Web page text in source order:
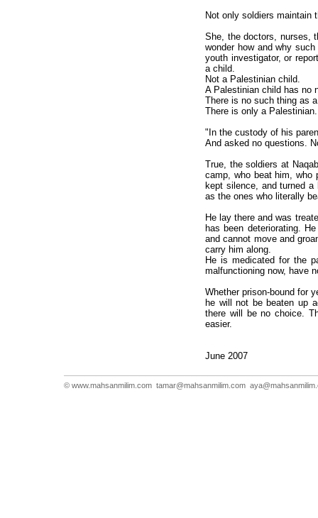
Not only soldiers maintain
She, the doctors, nurses,
wonder how and why
youth investigator, or
a child.
Not a Palestinian child.
A Palestinian child has no
There is no such thing as
There is only a Palestinian.
"In the custody of his
And asked no questions.
True, the soldiers at
camp, who beat him, who
kept silence, and turned
as the ones who literally
He lay there and was
has been deteriorating.
and cannot move and
carry him along.
He is medicated for the
malfunctioning now, have
Whether prison-bound for
he will not be beaten up
there will be no choice.
easier.
June 2007
© www.mahsanmilim.com tamar@mahsanmilim.com